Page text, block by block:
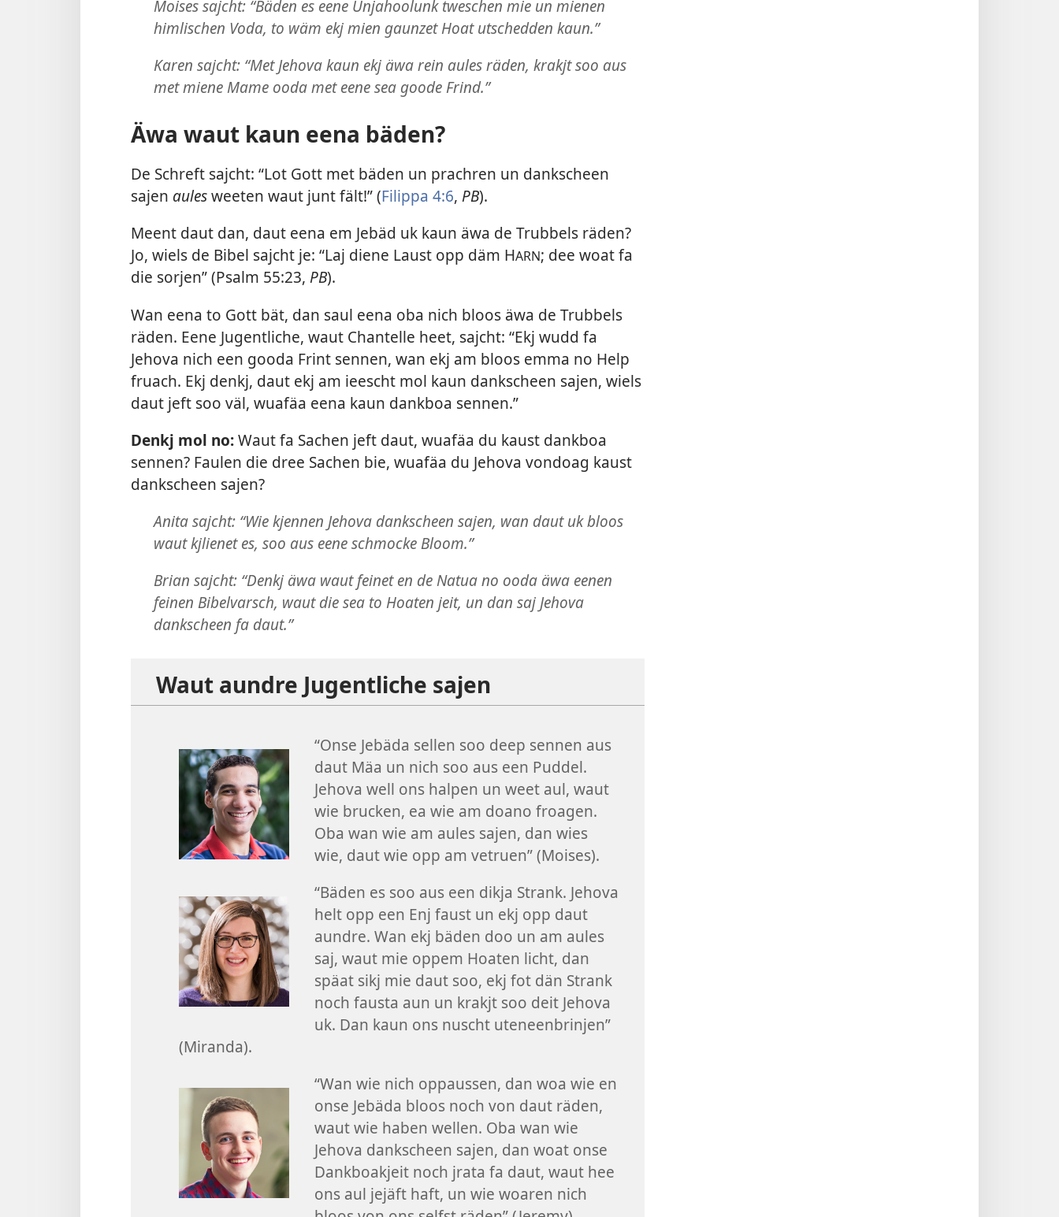
Moises sajcht: “Bäden es eene Unjahoolunk tweschen mie un mienen
himlischen Voda, to wäm ekj mien gaunzet Hoat utschedden kaun.”
Karen sajcht: “Met Jehova kaun ekj äwa rein aules räden, krakjt soo aus
met miene Mame ooda met eene sea goode Frind.”
Äwa waut kaun eena bäden?
De Schreft sajcht: “Lot Gott met bäden un prachren un dankscheen
sajen aulesweeten waut junt fält!” (Filippa 4:6, PB).
Meent daut dan, daut eena em Jebäd uk kaun äwa de Trubbels räden?
Jo, wiels de Bibel sajcht je: “Laj diene Laust opp däm HARN; dee woat fa
die sorjen” (Psalm 55:23, PB).
Wan eena to Gott bät, dan saul eena oba nich bloos äwa de Trubbels
räden. Eene Jugentliche, waut Chantelle heet, sajcht: “Ekj wudd fa
Jehova nich een gooda Frint sennen, wan ekj am bloos emma no Help
fruach. Ekj denkj, daut ekj am ieescht mol kaun dankscheen sajen, wiels
daut jeft soo väl, wuafäa eena kaun dankboa sennen.”
Denkj mol no:Waut fa Sachen jeft daut, wuafäa du kaust dankboa
sennen? Faulen die dree Sachen bie, wuafäa du Jehova vondoag kaust
dankscheen sajen?
Anita sajcht: “Wie kjennen Jehova dankscheen sajen, wan daut uk bloos
waut kjlienet es, soo aus eene schmocke Bloom.”
Brian sajcht: “Denkj äwa waut feinet en de Natua no ooda äwa eenen
feinen Bibelvarsch, waut die sea to Hoaten jeit, un dan saj Jehova
dankscheen fa daut.”
Waut aundre Jugentliche sajen
“Onse Jebäda sellen soo deep sennen aus
daut Mäa un nich soo aus een Puddel.
Jehova well ons halpen un weet aul, waut
wie brucken, ea wie am doano froagen.
Oba wan wie am aules sajen, dan wies
wie, daut wie opp am vetruen” (Moises).
“Bäden es soo aus een dikja Strank. Jehova
helt opp een Enj faust un ekj opp daut
aundre. Wan ekj bäden doo un am aules
saj, waut mie oppem Hoaten licht, dan
späat sikj mie daut soo, ekj fot dän Strank
noch fausta aun un krakjt soo deit Jehova
uk. Dan kaun ons nuscht uteneenbrinjen”
(Miranda).
“Wan wie nich oppaussen, dan woa wie en
onse Jebäda bloos noch von daut räden,
waut wie haben wellen. Oba wan wie
Jehova dankscheen sajen, dan woat onse
Dankboakjeit noch jrata fa daut, waut hee
ons aul jejäft haft, un wie woaren nich